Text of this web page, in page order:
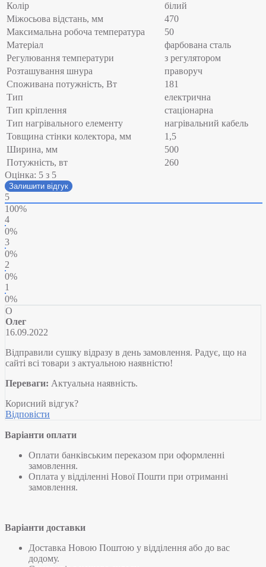
Колір
білий
Міжосьова відстань, мм
470
Максимальна робоча температура
50
Матеріал
фарбована сталь
Регулювання температури
з регулятором
Розташування шнура
праворуч
Споживана потужність, Вт
181
Тип
електрична
Тип кріплення
стаціонарна
Тип нагрівального елементу
нагрівальний кабель
Товщина стінки колектора, мм
1,5
Ширина, мм
500
Потужність, вт
260
Оцінка: 5 з 5
Залишити відгук
5
100%
4
0%
3
0%
2
0%
1
0%
О
Олег
16.09.2022
Відправили сушку відразу в день замовлення. Радує, що на
сайті всі товари з актуальною наявністю!
Переваги: Актуальна наявність.
Корисний відгук?
Відповісти
Варіанти оплати
Оплати банківським переказом при оформленні
замовлення.
Оплата у відділенні Нової Пошти при отриманні
замовлення.
Варіанти доставки
Доставка Новою Поштою у відділення або до вас
додому.